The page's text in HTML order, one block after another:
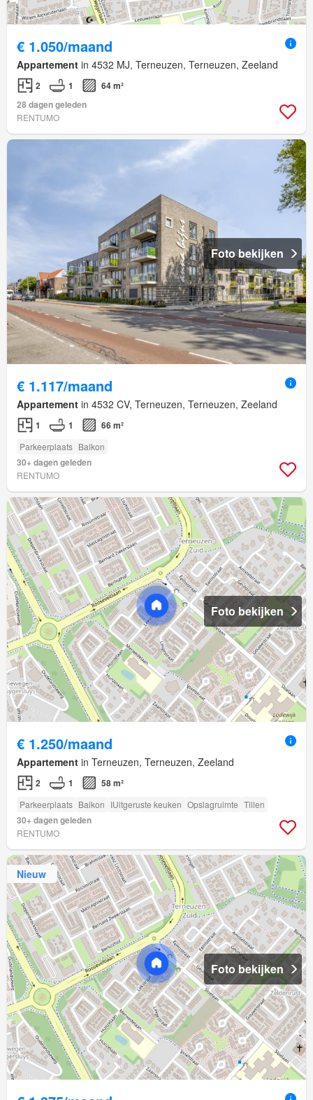
€ 1.050/maand
Appartement in 4532 MJ, Terneuzen, Terneuzen, Zeeland
2 1
64 m²
28 dagen geleden
RENTUMO
Foto bekijken
€ 1.117/maand
Appartement in 4532 CV, Terneuzen, Terneuzen, Zeeland
1 1 66 m²
Parkeerplaats Balkon
30+ dagen geleden
RENTUMO
Foto bekijken
€ 1.250/maand
Appartement in Terneuzen, Terneuzen, Zeeland
2 1 58 m²
Parkeerplaats Balkon IUitgeruste keuken Opslagruimte Tillen
30+ dagen geleden
RENTUMO
Nieuw
Foto bekijken